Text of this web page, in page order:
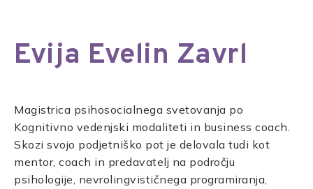
Evija Evelin Zavrl
Magistrica psihosocialnega svetovanja po
Kognitivno vedenjski modaliteti in business coach.
Skozi svojo podjetniško pot je delovala tudi kot
mentor, coach in predavatelj na področju
psihologije, nevrolingvističnega programiranja,